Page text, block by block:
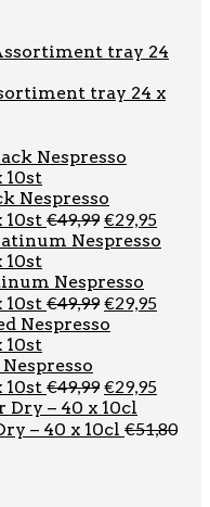
tray 24 x
Nespresso
10st €49,99
prijs
€49,99.
€29,95
prijs
Nespresso
10st €49,99
prijs
€29,95
10st €49,99
prijs
was:
€29,95
is:
– 40 x 10cl €51,80